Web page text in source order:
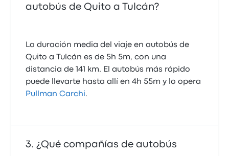
Nos gustó que el conductor fue muy cuidadoso en la
Además el paró para su almuerzo, pero critico que
no avisara a los pasajeros para nosotros también
almorzar. Finalmente, el viaje duró 5 horas 45
minutos.
4.0 sobre 5 estrellas
Luis M.
autobús de Quito a Tulcán?
La duración media del viaje en autobús de
Quito a Tulcán es de 5h 5m, con una
distancia de 141 km. El autobús más rápido
puede llevarte hasta allí en 4h 55m y lo opera
Pullman Carchi.
¿Qué compañías de autobús